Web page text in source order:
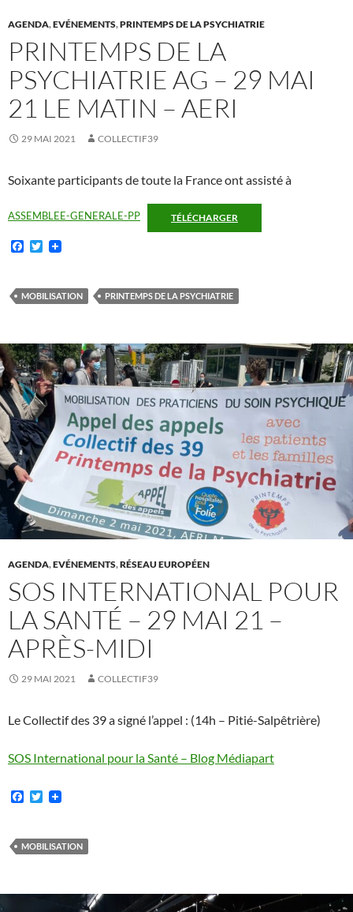
AGENDA,EVÉNEMENTS,PRINTEMPS DE LA PSYCHIATRIE
PRINTEMPS DE LA
PSYCHIATRIE AG – 29 MAI
21 LE MATIN – AERI
29 MAI 2021 COLLECTIF39
Soixante participants de toute la France ont assisté à
ASSEMBLEE-GENERALE-PP TÉLÉCHARGER
F
b
o
T
t
e
MOBILISATION PRINTEMPS DE LA PSYCHIATRIE
AGENDA,EVÉNEMENTS,RÉSEAU EUROPÉEN
SOS INTERNATIONAL POUR
LA SANTÉ – 29 MAI 21 –
APRÈS-MIDI
29 MAI 2021 COLLECTIF39
Le Collectif des 39 a signé l’appel : (14h – Pitié-Salpêtrière)
SOS International pour la Santé – Blog Médiapart
F
b
o
T
t
e
MOBILISATION